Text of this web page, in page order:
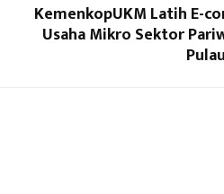
KemenkopUKM Latih E-
Usaha Mikro Sektor